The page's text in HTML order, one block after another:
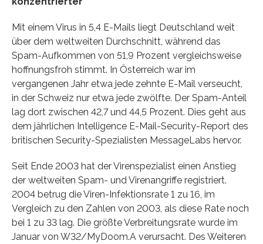
Mit einem Virus in 5,4 E-Mails liegt Deutschland weit
über dem weltweiten Durchschnitt, während das
Spam-Aufkommen von 51,9 Prozent vergleichsweise
hoffnungsfroh stimmt. In Österreich war im
vergangenen Jahr etwa jede zehnte E-Mail verseucht,
in der Schweiz nur etwa jede zwölfte. Der Spam-Anteil
lag dort zwischen 42,7 und 44,5 Prozent. Dies geht aus
dem jährlichen Intelligence E-Mail-Security-Report des
britischen Security-Spezialisten MessageLabs hervor.
Seit Ende 2003 hat der Virenspezialist einen Anstieg
der weltweiten Spam- und Virenangriffe registriert.
2004 betrug die Viren-Infektionsrate 1 zu 16, im
Vergleich zu den Zahlen von 2003, als diese Rate noch
bei 1 zu 33 lag. Die größte Verbreitungsrate wurde im
Januar von W32/MyDoom.A verursacht. Des Weiteren